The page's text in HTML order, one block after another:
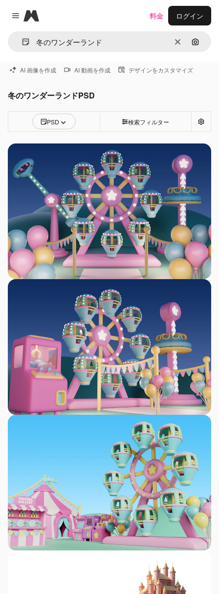
Close menu
Magnific
消去 画像で
料金 ログイン
AI 画像を作成 AI 動画を作成 デザインをカスタマイズ
冬のワンダーランドPSD
PSD 検索フィルター